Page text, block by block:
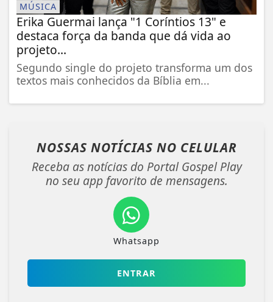
MÚSICA
Erika Guermai lança "1 Coríntios 13" e
destaca força da banda que dá vida ao
projeto...
Segundo single do projeto transforma um dos
textos mais conhecidos da Bíblia em...
NOSSAS NOTÍCIAS NO CELULAR
Receba as notícias do Portal Gospel Play
no seu app favorito de mensagens.
Whatsapp
ENTRAR